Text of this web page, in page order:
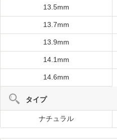
13.5mm
13.7mm
13.9mm
14.1mm
14.6mm
タイプ
ナチュラル